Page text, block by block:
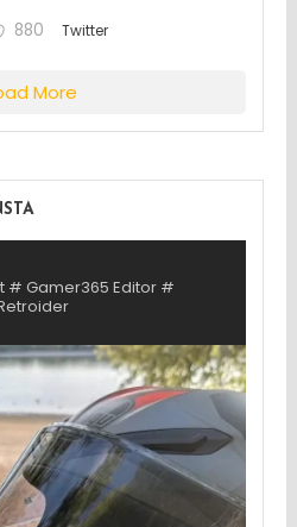
880 Twitter
More
# Gamer365 Editor #